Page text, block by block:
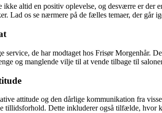
altid en positiv oplevelse, og desværre er
Lad os se nærmere på de fælles temaer, der går
service, de har modtaget hos Frisør Morgenhår.
og manglende vilje til at vende tilbage til
attitude og den dårlige kommunikation fra
tillidsforhold. Dette inkluderer også tilfælde, hvor